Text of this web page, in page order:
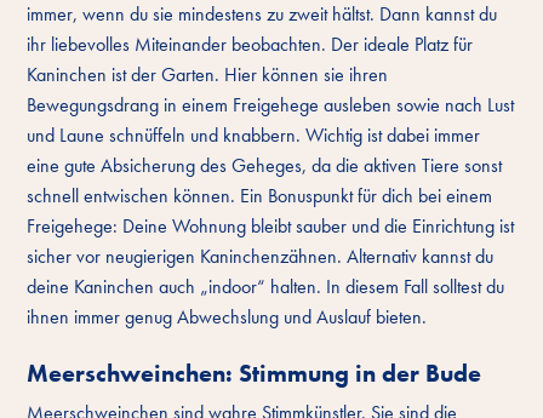
immer, wenn du sie mindestens zu zweit hältst. Dann kannst du
ihr liebevolles Miteinander beobachten. Der ideale Platz für
Kaninchen ist der Garten. Hier können sie ihren
Bewegungsdrang in einem Freigehege ausleben sowie nach Lust
und Laune schnüffeln und knabbern. Wichtig ist dabei immer
eine gute Absicherung des Geheges, da die aktiven Tiere sonst
schnell entwischen können. Ein Bonuspunkt für dich bei einem
Freigehege: Deine Wohnung bleibt sauber und die Einrichtung ist
sicher vor neugierigen Kaninchenzähnen. Alternativ kannst du
deine Kaninchen auch „indoor“ halten. In diesem Fall solltest du
ihnen immer genug Abwechslung und Auslauf bieten.
Meerschweinchen: Stimmung in der Bude
Meerschweinchen sind wahre Stimmkünstler. Sie sind die